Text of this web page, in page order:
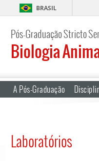
BRASIL
Pós-Graduação Stricto
Biologia
A Pós-Graduação
Laboratórios